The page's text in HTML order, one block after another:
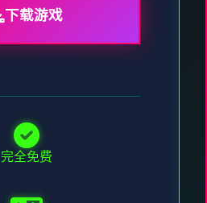
下载游戏
完全免费